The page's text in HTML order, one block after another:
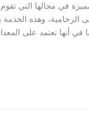
في مجالها التي
وهذه الخدمة
أنها تعتمد على